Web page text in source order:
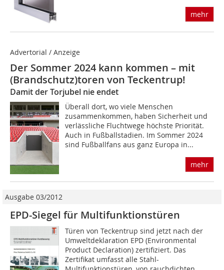
mehr
Advertorial / Anzeige
Der Sommer 2024 kann kommen – mit
(Brandschutz)toren von Teckentrup!
Damit der Torjubel nie endet
Überall dort, wo viele Menschen
zusammenkommen, haben Sicherheit und
verlässliche Fluchtwege höchste Priorität.
Auch in Fußballstadien. Im Sommer 2024
sind Fußballfans aus ganz Europa in...
mehr
Ausgabe 03/2012
EPD-Siegel für Multifunktionstüren
Türen von Teckentrup sind jetzt nach der
Umweltdekla­ration EPD (Environmental
Product Declaration) zertifiziert. Das
Zertifikat umfasst alle Stahl-